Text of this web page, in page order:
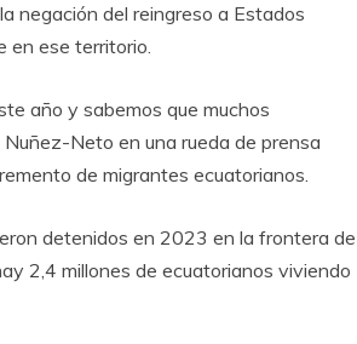
negación del reingreso a Estados
en ese territorio.
año y sabemos que muchos
Neto en una rueda de prensa
de migrantes ecuatorianos.
detenidos en 2023 en la frontera de
2,4 millones de ecuatorianos viviendo